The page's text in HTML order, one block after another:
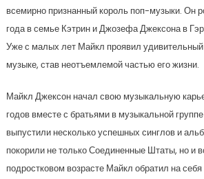
всемирно признанный король поп-музыки. Он
года в семье Кэтрин и Джозефа Джексона в
Уже с малых лет Майкл проявил удивительный
музыке, став неотъемлемой частью его жизни.
Майкл Джексон начал свою музыкальную
годов вместе с братьями в музыкальной
выпустили несколько успешных синглов и
покорили не только Соединенные Штаты, но и
подростковом возрасте Майкл обратил на